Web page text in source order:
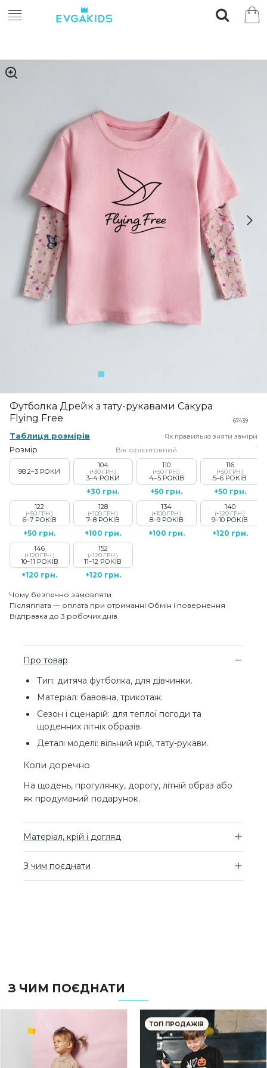
Футболка Дрейк з тату-рукавами Сакура
Flying Free
67439
Таблиця розмірів Як правильно зняти заміри
Розмір Вік орієнтовний
98 2–3 РОКИ
104
(+30 ГРН.)
3–4 РОКИ
+30 грн.
110
(+50 ГРН.)
4–5 РОКІВ
+50 грн.
116
(+50 ГРН.)
5–6 РОКІВ
+50 грн.
122
(+50 ГРН.)
6–7 РОКІВ
+50 грн.
128
(+100 ГРН.)
7–8 РОКІВ
+100 грн.
134
(+100 ГРН.)
8–9 РОКІВ
+100 грн.
140
(+120 ГРН.)
9–10 РОКІВ
+120 грн.
146
(+120 ГРН.)
10–11 РОКІВ
+120 грн.
152
(+120 ГРН.)
11–12 РОКІВ
+120 грн.
Чому безпечно замовляти
Післяплата — оплата при отриманні Обмін і повернення
Відправка до 3 робочих днів
Про товар
Тип: дитяча футболка, для дівчинки.
Матеріал: бавовна, трикотаж.
Сезон і сценарій: для теплої погоди та
щоденних літніх образів.
Деталі моделі: вільний крій, тату-рукави.
Коли доречно
На щодень, прогулянку, дорогу, літній образ або
як продуманий подарунок.
Матеріал, крій і догляд
З чим поєднати
З ЧИМ ПОЄДНАТИ
ТОП ПРОДАЖІВ